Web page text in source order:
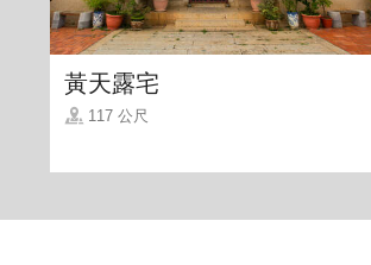
黃天露宅
117 公尺